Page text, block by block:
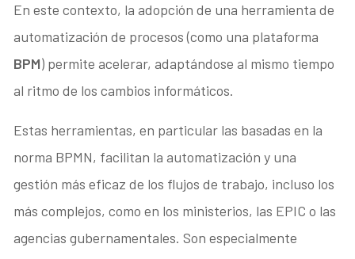
En este contexto, la adopción de una herramienta de
automatización de procesos (como una plataforma
BPM) permite acelerar, adaptándose al mismo tiempo
al ritmo de los cambios informáticos.
Estas herramientas, en particular las basadas en la
norma BPMN, facilitan la automatización y una
gestión más eficaz de los flujos de trabajo, incluso los
más complejos, como en los ministerios, las EPIC o las
agencias gubernamentales. Son especialmente